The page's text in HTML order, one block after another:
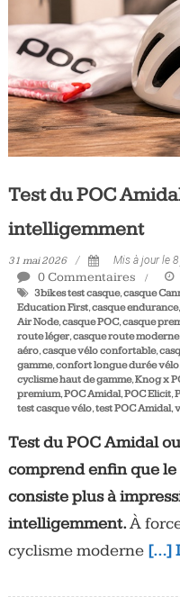
les
jours,
votre
actualité
vélo
et
Test du POC
intelligemment
31 mai 2026 Mis à jour le
0 Commentaires
3bikes test casque,casque
Education First,casque endurance,
Air Node,casque POC,casque
route léger,casque route moderne
aéro,casque vélo confortable,
gamme,confort longue durée vélo
cyclisme haut de gamme,Knog x
premium,POC Amidal,POC Elicit,
test casque vélo,test POC Amidal,
Test du POC Amidal
comprend enfin que
consiste plus à
intelligemment.À
cyclisme moderne […]